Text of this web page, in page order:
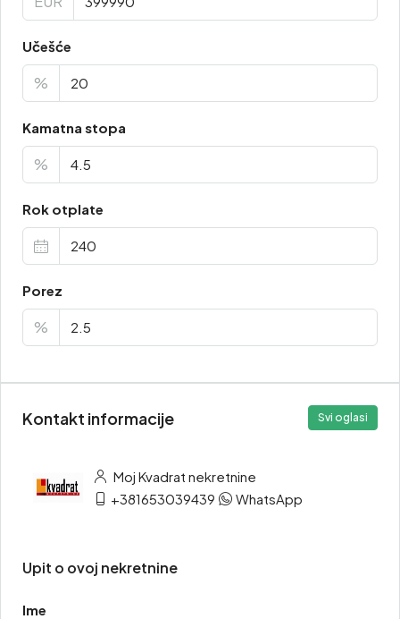
Učešće
%
Kamatna stopa
%
Rok otplate
Porez
%
Kontakt informacije Svi oglasi
Moj Kvadrat nekretnine
+381653039439
WhatsApp
Upit o ovoj nekretnine
Ime